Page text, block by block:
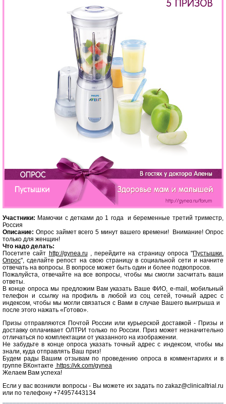
Участники: Мамочки с детками до 1 года и беременные третий триместр,
Россия
Описание: Опрос займет всего 5 минут вашего времени! Внимание! Опрос
только для женщин!
Что надо делать:
Посетите сайт http://gynea.ru , перейдите на страницу опроса "Пустышки.
Опрос", сделайте репост на свою страницу в социальной сети и начните
отвечать на вопросы. В вопросе может быть один и более подвопросов.
Пожалуйста, отвечайте на все вопросы, чтобы мы смогли засчитать ваши
ответы.
В конце опроса мы предложим Вам указать Ваше ФИО, e-mail, мобильный
телефон и ссылку на профиль в любой из соц сетей, точный адрес с
индексом, чтобы мы могли связаться с Вами в случае Вашего выигрыша и
после этого нажать «Готово».
Призы отправляются Почтой России или курьерской доставкой - Призы и
доставку оплачивает ОЛТРИ только по России. Приз может незначительно
отличаться по комплектации от указанного на изображении.
Не забудьте в конце опроса указать точный адрес с индексом, чтобы мы
знали, куда отправлять Ваш приз!
Будем рады Вашим отзывам по проведению опроса в комментариях и в
группе ВКонтакте https://vk.com/gynea
Желаем Вам успеха!
Если у вас возникли вопросы - Вы можете их задать по zakaz@clinicaltrial.ru
или по телефону +74957443134